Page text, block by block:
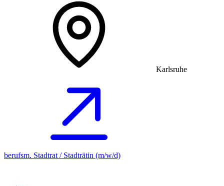
Karlsruhe
berufsm. Stadtrat / Stadträtin (m/w/d)